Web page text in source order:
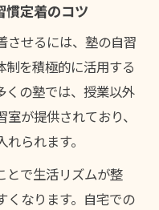
慣定着のコツ
させるには、塾の自習
制を積極的に活用する
くの塾では、授業以外
が提供されており、
られます。
とで生活リズムが整
くなります。自宅での